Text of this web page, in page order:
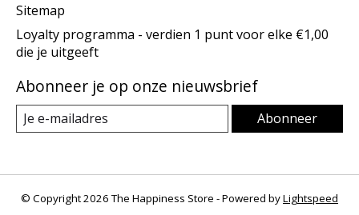
Sitemap
Loyalty programma - verdien 1 punt voor elke €1,00
die je uitgeeft
Abonneer je op onze nieuwsbrief
Abonneer
© Copyright 2026 The Happiness Store - Powered byLightspeed